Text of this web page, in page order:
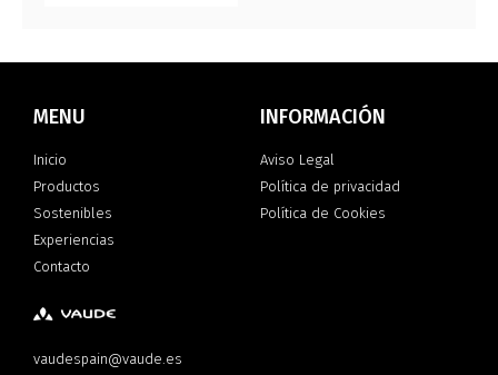
MENU
Inicio
Productos
Sostenibles
Experiencias
Contacto
INFORMACIÓN
Aviso Legal
Política de privacidad
Política de Cookies
vaudespain@vaude.es